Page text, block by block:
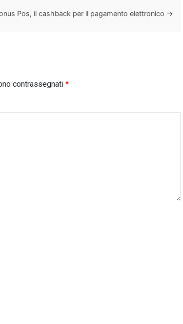
Pos, il cashback per il pagamento elettronico →
contrassegnati *